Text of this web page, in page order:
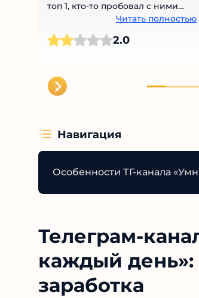
топ 1, кто-то пробовал с ними
Читать полностью
2.0
Навигация
Особенности ТГ-канала
Телеграм-
каждый день»:
заработка